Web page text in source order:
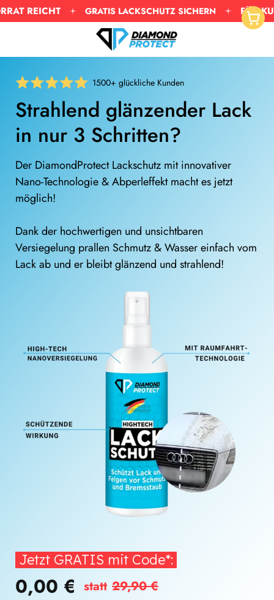
↵Zum Inhalt springen
↵Zum Menü springen
↵Barrierefreiheits-Widget öffnen
GRATIS LACKSCHUTZ SICHERN FÜR KURZE ZEIT
1500+ glückliche Kunden
Strahlend glänzender Lack
in nur 3 Schritten?
Der DiamondProtect Lackschutz mit innovativer
Nano-Technologie & Abperleffekt macht es jetzt
möglich!
Dank der hochwertigen und unsichtbaren
Versiegelung prallen Schmutz & Wasser einfach vom
Lack ab und er bleibt glänzend und strahlend!
Jetzt GRATIS mit Code*:
0,00 € statt 29,90 €